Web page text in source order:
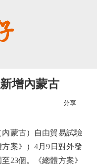
增內蒙古
分享
蒙古）自由貿易試驗
案》）4月9日對外發
23個。《總體方案》